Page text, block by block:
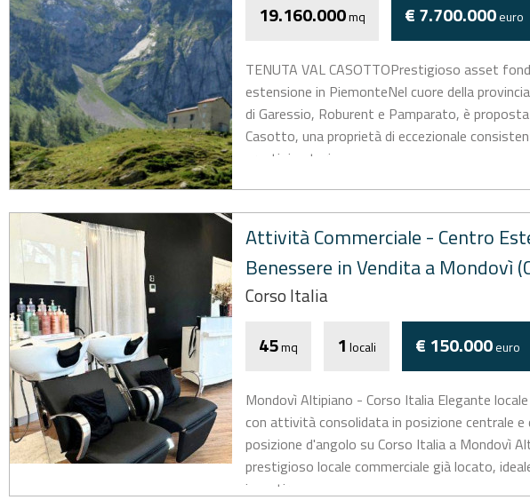
19.160.000mq € 7.700.000euro
TENUTA VAL CASOTTOPrestigioso asset
estensione in PiemonteNel cuore della
di Garessio, Roburent e Pamparato, è
Casotto, una proprietà di eccezionale
prestigio storico,...
Attività Commerciale - Centro
Benessere in Vendita a Mondovì
Corso Italia
45mq 1 locali € 150.000euro
Mondovì Altipiano - Corso Italia Elegante
con attività consolidata in posizione centrale
posizione d'angolo su Corso Italia a Mondovì
prestigioso locale commerciale già locato,
investire...